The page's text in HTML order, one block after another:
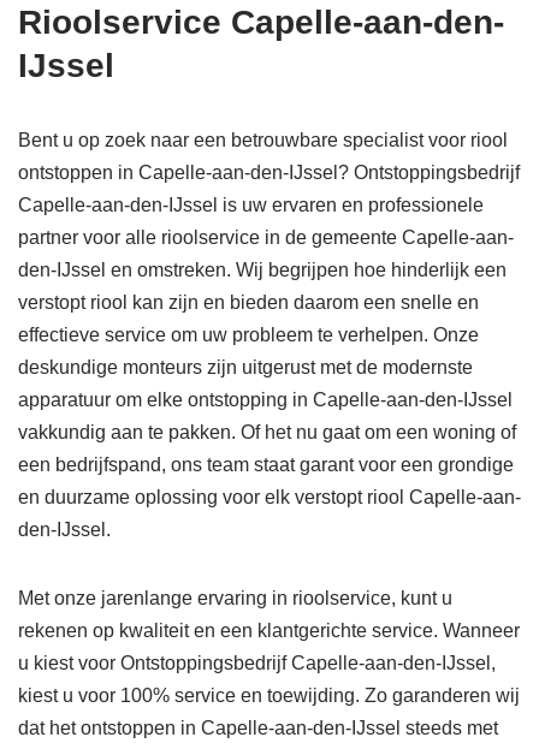
Rioolservice Capelle-aan-den-
IJssel
Bent u op zoek naar een betrouwbare specialist voor riool
ontstoppen in Capelle-aan-den-IJssel? Ontstoppingsbedrijf
Capelle-aan-den-IJssel is uw ervaren en professionele
partner voor alle rioolservice in de gemeente Capelle-aan-
den-IJssel en omstreken. Wij begrijpen hoe hinderlijk een
verstopt riool kan zijn en bieden daarom een snelle en
effectieve service om uw probleem te verhelpen. Onze
deskundige monteurs zijn uitgerust met de modernste
apparatuur om elke ontstopping in Capelle-aan-den-IJssel
vakkundig aan te pakken. Of het nu gaat om een woning of
een bedrijfspand, ons team staat garant voor een grondige
en duurzame oplossing voor elk verstopt riool Capelle-aan-
den-IJssel.
Met onze jarenlange ervaring in rioolservice, kunt u
rekenen op kwaliteit en een klantgerichte service. Wanneer
u kiest voor Ontstoppingsbedrijf Capelle-aan-den-IJssel,
kiest u voor 100% service en toewijding. Zo garanderen wij
dat het ontstoppen in Capelle-aan-den-IJssel steeds met